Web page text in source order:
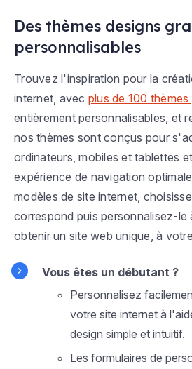
Des thèmes designs
personnalisables
Trouvez l'inspiration pour la
internet, avec plus de 100
entièrement personnalisables, et
nos thèmes sont conçus pour
ordinateurs, mobiles et tablettes
expérience de navigation
modèles de site internet,
correspond puis personnalisez-
obtenir un site web unique, à
Vous êtes un débutant ?
Personnalisez
votre site internet à
design simple et intuitif.
Les formulaires de